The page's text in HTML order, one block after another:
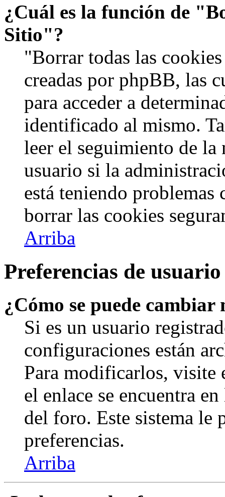
¿Cuál es la función de
Sitio"?
"Borrar todas las
creadas por phpBB, las
para acceder a
identificado al mismo.
leer el seguimiento de
usuario si la
está teniendo
borrar las cookies
Arriba
Preferencias de
¿Cómo se puede
Si es un usuario
configuraciones están
Para modificarlos, visite
el enlace se encuentra
del foro. Este sistema le
preferencias.
Arriba